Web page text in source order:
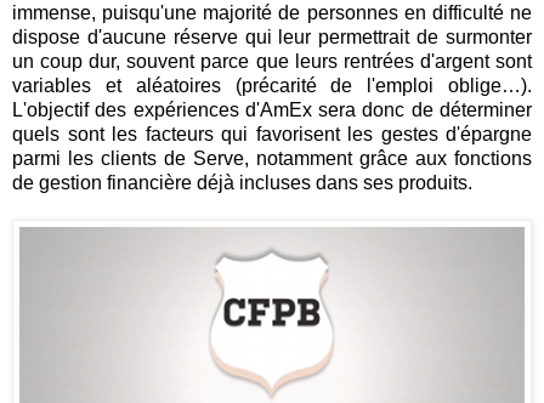
immense, puisqu'une majorité de personnes en difficulté ne
dispose d'aucune réserve qui leur permettrait de surmonter
un coup dur, souvent parce que leurs rentrées d'argent sont
variables et aléatoires (précarité de l'emploi oblige…).
L'objectif des expériences d'AmEx sera donc de déterminer
quels sont les facteurs qui favorisent les gestes d'épargne
parmi les clients de Serve, notamment grâce aux fonctions
de gestion financière déjà incluses dans ses produits.